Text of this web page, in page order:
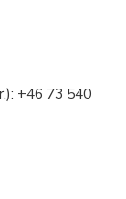
+46 73 540